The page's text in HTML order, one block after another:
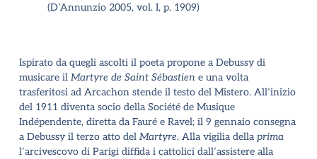
(D’Annunzio 2005, vol. I, p. 1909)
Ispirato da quegli ascolti il poeta propone a Debussy di
musicare il Martyre de Saint Sébastien e una volta
trasferitosi ad Arcachon stende il testo del Mistero. All’inizio
del 1911 diventa socio della Société de Musique
Indépendente, diretta da Fauré e Ravel; il 9 gennaio consegna
a Debussy il terzo atto del Martyre. Alla vigilia della prima
l’arcivescovo di Parigi diffida i cattolici dall’assistere alla